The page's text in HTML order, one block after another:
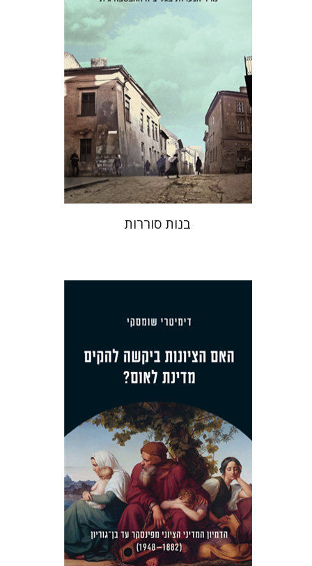
הנחת אתר ספר מודפס
$35
$32
בנות סוררות
דימיטרי שומסקי
הנחת אתר ספר מודפס
$42
$38